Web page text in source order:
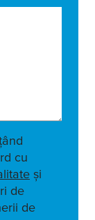
cu
și
de
de